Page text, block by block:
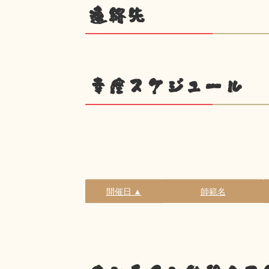
連絡先
幸座スケジュール
開催日 ▲ 師範名